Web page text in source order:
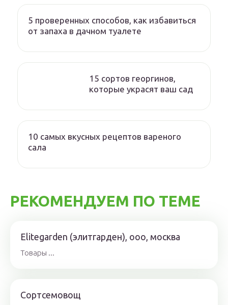
5 проверенных способов, как избавиться
от запаха в дачном туалете
15 сортов георгинов,
которые украсят ваш сад
10 самых вкусных рецептов вареного
сала
РЕКОМЕНДУЕМ ПО ТЕМЕ
Elitegarden (элитгарден), ооо, москва
Товары ...
Сортсемовощ